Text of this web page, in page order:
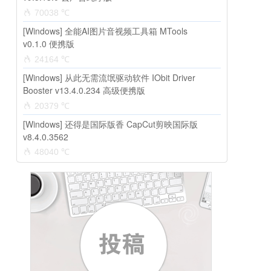
70038 ℃
[Windows] 全能AI图片音视频工具箱 MTools
v0.1.0 便携版
24164 ℃
[Windows] 从此无需流氓驱动软件 IObit Driver
Booster v13.4.0.234 高级便携版
20379 ℃
[Windows] 还得是国际版香 CapCut剪映国际版
v8.4.0.3562
48040 ℃